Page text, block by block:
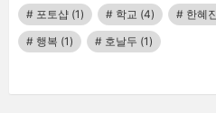
포토샵 (1) 학교 (4) 한혜진
행복 (1) 호날두 (1)